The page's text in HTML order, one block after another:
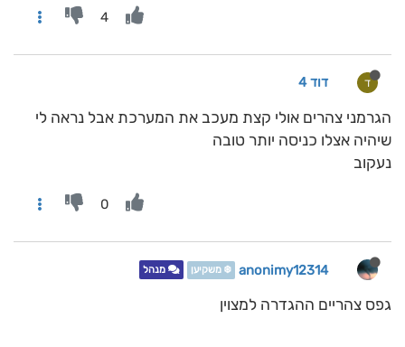
4
ד דוד 4
הגרמני צהרים אולי קצת מעכב את המערכת אבל נראה לי
שיהיה אצלו כניסה יותר טובה
נעקוב
0
anonimy12314 ❄️ משקיען מנהל
גפס צהריים ההגדרה למצוין